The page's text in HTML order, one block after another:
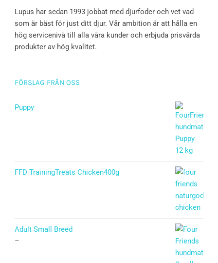
Lupus har sedan 1993 jobbat med djurfoder och vet vad
som är bäst för just ditt djur. Vår ambition är att hålla en
hög servicenivå till alla våra kunder och erbjuda prisvärda
produkter av hög kvalitet.
FÖRSLAG FRÅN OSS
Puppy
FFD TrainingTreats Chicken400g
Adult Small Breed
–